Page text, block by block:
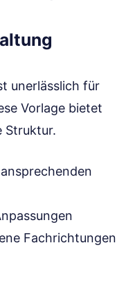
unerlässlich für
Vorlage bietet
Struktur.
Fachrichtungen